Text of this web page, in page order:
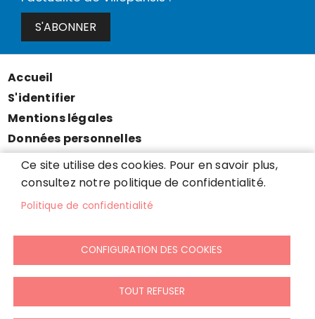
S'ABONNER
Menu
Pied
de
page
Accueil
S'identifier
Mentions légales
Données personnelles
Accessibilité : partiellement conforme
Cookies
Contact
Plan du site
Ce site utilise des cookies. Pour en savoir plus,
consultez notre politique de confidentialité.
Politique de confidentialité
CONFIGURATION DES COOKIES
TOUT REFUSER